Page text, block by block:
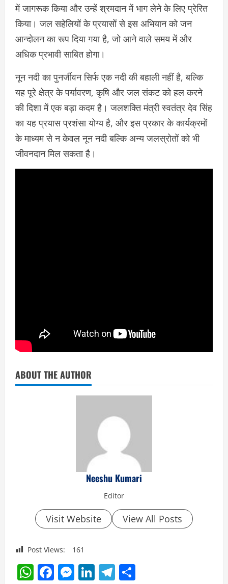
में जागरूक किया और उन्हें श्रमदान में भाग लेने के लिए प्रेरित
किया। जल सहेलियों के प्रयासों से इस अभियान को जन
आन्दोलन का रूप दिया गया है, जो आने वाले समय में और
अधिक प्रभावी साबित होगा।
नून नदी का पुनर्जीवन सिर्फ एक नदी की बहाली नहीं है, बल्कि
यह पूरे क्षेत्र के पर्यावरण, कृषि और जल संकट को हल करने
की दिशा में एक बड़ा कदम है। जलशक्ति मंत्री स्वतंत्र देव सिंह
का यह प्रयास प्रशंसा योग्य है, और इस प्रकार के कार्यक्रमों
के माध्यम से न केवल नून नदी बल्कि अन्य जलस्रोतों को भी
जीवनदान मिल सकता है।
ABOUT THE AUTHOR
Neeshu Kumari
Editor
Visit Website View All Posts
Post Views: 161
WhatsApp
Facebook
Messenger
LinkedIn
Telegram